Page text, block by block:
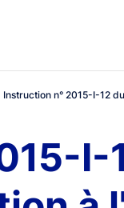
Instruction n° 2015-I-12
I-